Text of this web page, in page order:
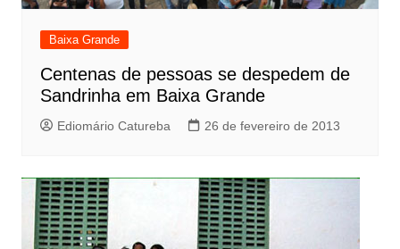
Baixa Grande
Centenas de pessoas se despedem de
Sandrinha em Baixa Grande
Ediomário Catureba 26 de fevereiro de 2013